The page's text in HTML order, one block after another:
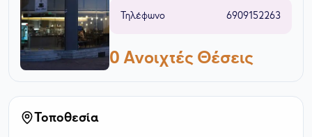
Τηλέφωνο 6909152263
0 Ανοιχτές Θέσεις
Τοποθεσία